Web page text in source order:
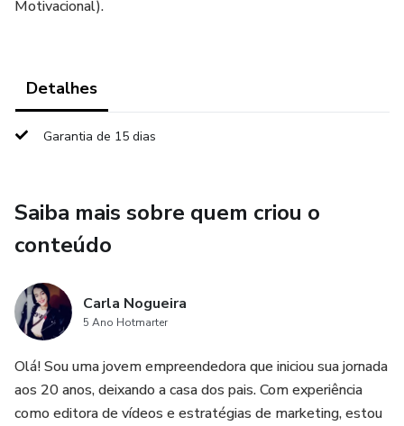
Motivacional).
Detalhes
Garantia de 15 dias
Saiba mais sobre quem criou o
conteúdo
Carla Nogueira
5 Ano Hotmarter
Olá! Sou uma jovem empreendedora que iniciou sua jornada
aos 20 anos, deixando a casa dos pais. Com experiência
como editora de vídeos e estratégias de marketing, estou